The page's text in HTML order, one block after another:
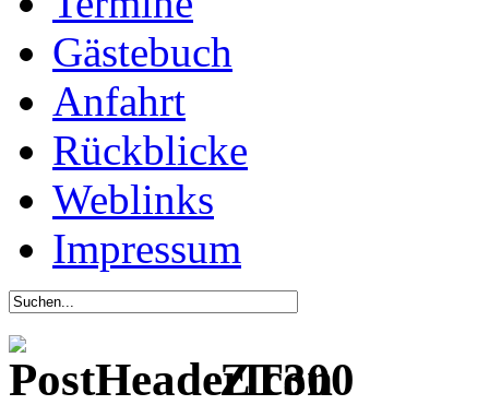
Gästebuch
Anfahrt
Rückblicke
Weblinks
Impressum
ZT300